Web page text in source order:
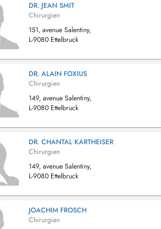
DR. JEAN SMIT
Chirurgien
151, avenue Salentiny,
L-9080 Ettelbruck
DR. ALAIN FOXIUS
Chirurgien
149, avenue Salentiny,
L-9080 Ettelbruck
DR. CHANTAL KARTHEISER
Chirurgien
149, avenue Salentiny,
L-9080 Ettelbruck
JOACHIM FROSCH
Chirurgien